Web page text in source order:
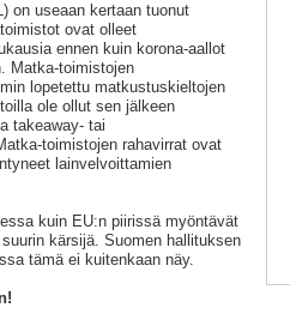
on useaan kertaan tuonut
ovat olleet
ennen kuin korona-aallot
Matka-toimistojen
lopetettu matkustuskieltojen
ole ollut sen jälkeen
takeaway- tai
toimistojen rahavirrat ovat
lainvelvoittamien
kuin EU:n piirissä myöntävät
kärsijä. Suomen hallituksen
tämä ei kuitenkaan näy.